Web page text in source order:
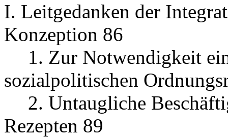
I. Leitgedanken der
Konzeption 86
1. Zur Notwendigkeit
sozialpolitischen
2. Untaugliche
Rezepten 89